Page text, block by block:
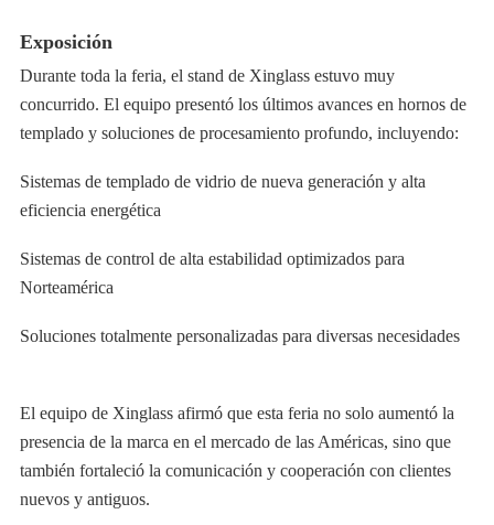
Exposición
Durante toda la feria, el stand de Xinglass estuvo muy
concurrido. El equipo presentó los últimos avances en hornos de
templado y soluciones de procesamiento profundo, incluyendo:
Sistemas de templado de vidrio de nueva generación y alta
eficiencia energética
Sistemas de control de alta estabilidad optimizados para
Norteamérica
Soluciones totalmente personalizadas para diversas necesidades
El equipo de Xinglass afirmó que esta feria no solo aumentó la
presencia de la marca en el mercado de las Américas, sino que
también fortaleció la comunicación y cooperación con clientes
nuevos y antiguos.